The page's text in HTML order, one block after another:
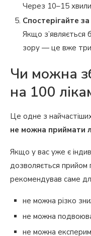
Через 10–15
Спостерігайте
Якщо з’являється
зору — це вже
Чи можна
на 100
Це одне з
не можна приймати
Якщо у вас уже є
дозволяється прийом
рекомендував саме
не можна різко
не можна
не можна